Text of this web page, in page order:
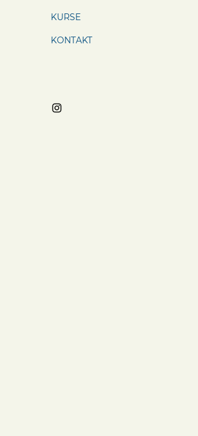
KURSE
KONTAKT